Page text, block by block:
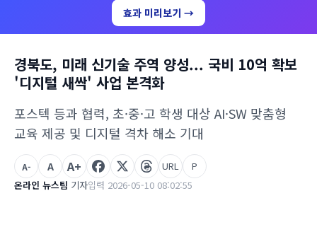
효과 미리보기 →
경북도, 미래 신기술 주역 양성... 국비 10억 확보
'디지털 새싹' 사업 본격화
포스텍 등과 협력, 초·중·고 학생 대상 AI·SW 맞춤형
교육 제공 및 디지털 격차 해소 기대
온라인 뉴스팀 기자입력 2026-05-10 08:02:55
A- A A+ URL P